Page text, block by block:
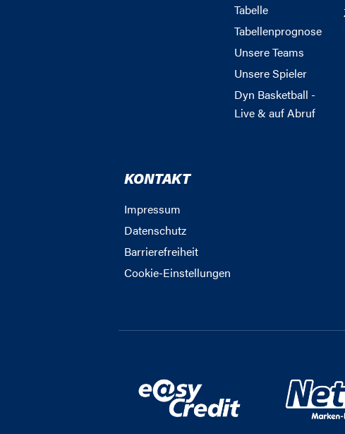
Tabelle
Tabellenprognose
Unsere Teams
Unsere Spieler
Dyn Basketball -
Live & auf Abruf
KONTAKT
Impressum
Datenschutz
Barrierefreiheit
Cookie-Einstellungen